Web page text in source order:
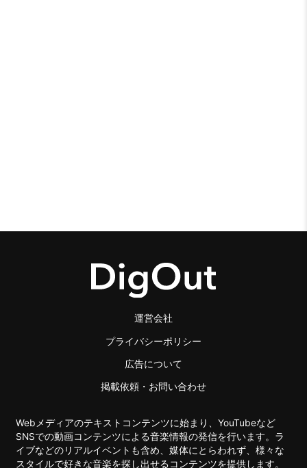
運営会社
プライバシーポリシー
広告について
掲載依頼・お問い合わせ
Webメディアのテキストコンテンツに始まり、YouTubeなど
SNSでの動画コンテンツによる音楽情報の発信を行います。ラ
イブなどのリアルイベントも含め、媒体にとらわれず、様々な
スタイルで好きな音楽を探し出せるコンテンツを提供します。